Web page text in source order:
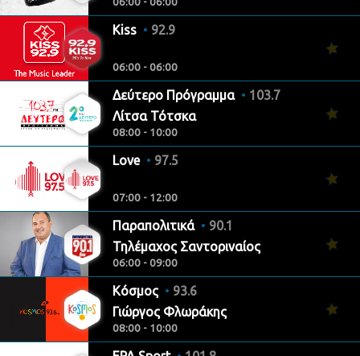
Kiss 92.9
06:00 - 06:00
Δεύτερο Πρόγραμμα
103.7
Λίτσα Τότσκα
08:00 - 10:00
Love 97.5
07:00 - 12:00
Παραπολιτικά
90.1
Τηλέμαχος Σαντοριναίος
06:00 - 09:00
Κόσμος
93.6
Γιώργος Φλωράκης
08:00 - 10:00